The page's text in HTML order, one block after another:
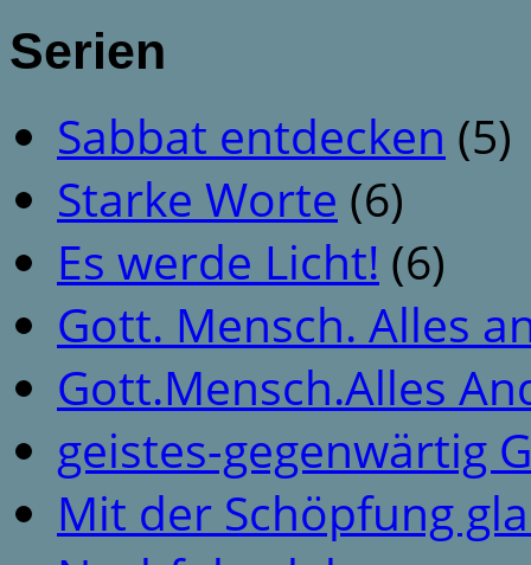
Serien
Sabbat entdecken (5)
Starke Worte (6)
Es werde Licht! (6)
Gott. Mensch. Alles
Gott.Mensch.Alles
geistes-gegenwärtig
Mit der Schöpfung